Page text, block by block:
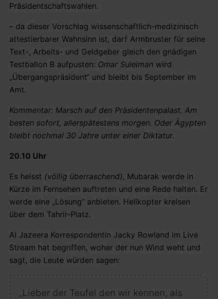
Präsidentschaftswahlen.
– da dieser Vorschlag wissenschaftlich-medizinisch
attestierbarer Wahnsinn ist, darf Armbruster für seine
Text-, Arbeits- und Geldgeber gleich den gnädigen
Testballon B aufpusten: Omar Suleiman wird
„Übergangspräsident“ und bleibt bis September im
Amt.
Kommentar: Marsch auf den Präsidentenpalast. Am
besten sofort, allerspätestens morgen. Oder Ägypten
bleibt nochmal 30 Jahre unter einer Diktatur.
20.10 Uhr
Es heisst (völlig überraschend) , Mubarak werde in
Kürze im Fernsehen auftreten und eine Rede halten. Er
werde eine „Lösung“ anbieten. Helikopter kreisen
über dem Tahrir-Platz.
Al Jazeera Korrespondentin Jacky Rowland im Live
Stream hat begriffen, woher der nun Wind weht und
sagt, die Leute würden sagen:
„Lieber der Teufel den wir kennen, als